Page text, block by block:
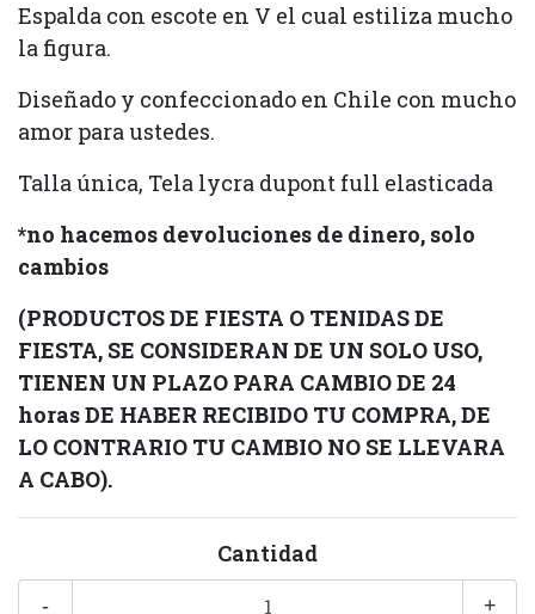
Espalda con escote en V el cual estiliza mucho
la figura.
Diseñado y confeccionado en Chile con mucho
amor para ustedes.
Talla única, Tela lycra dupont full elasticada
*no hacemos devoluciones de dinero, solo
cambios
(PRODUCTOS DE FIESTA O TENIDAS DE
FIESTA, SE CONSIDERAN DE UN SOLO USO,
TIENEN UN PLAZO PARA CAMBIO DE 24
horas DE HABER RECIBIDO TU COMPRA, DE
LO CONTRARIO TU CAMBIO NO SE LLEVARA
A CABO).
Cantidad
+
-